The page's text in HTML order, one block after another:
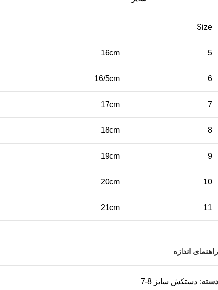
Size
5
16cm
6
16/5cm
7
17cm
8
18cm
9
19cm
10
20cm
11
21cm
راهنمای اندازه
دسته: دستکش سایز 8-7